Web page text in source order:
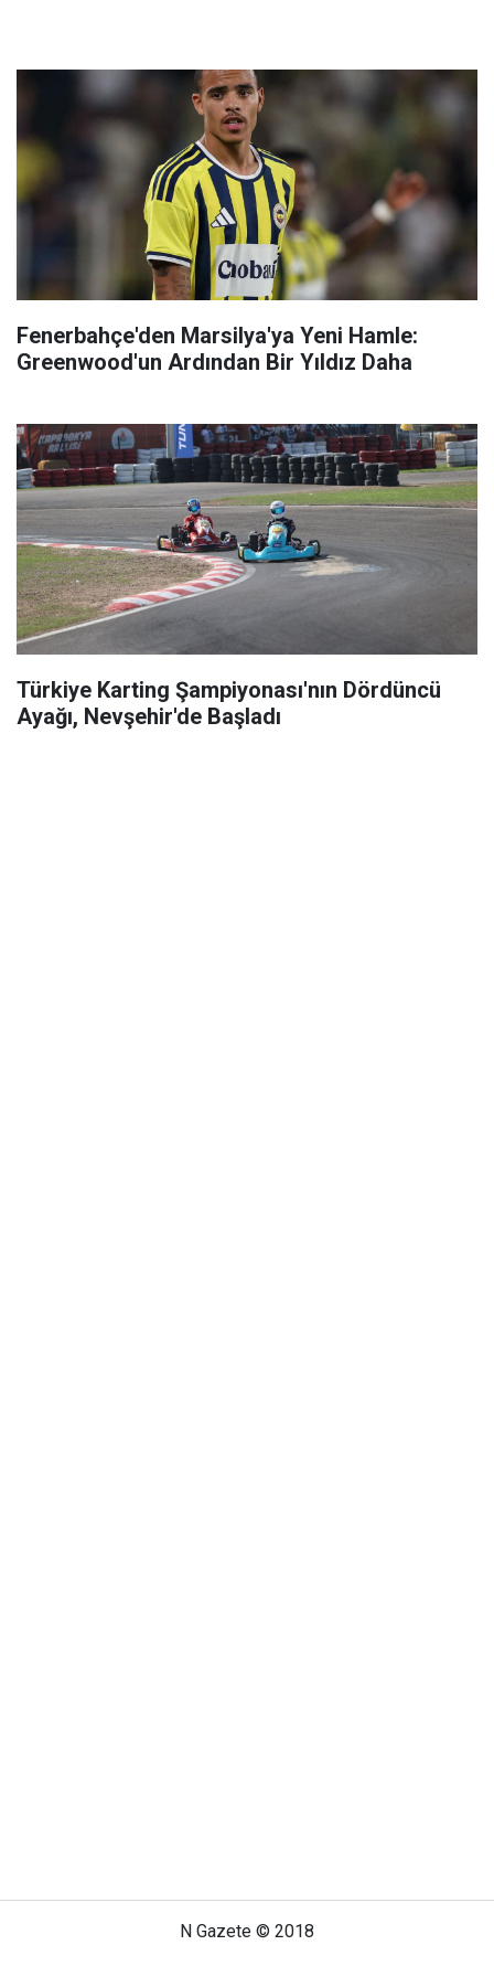
Fenerbahçe'den Marsilya'ya Yeni Hamle:
Greenwood'un Ardından Bir Yıldız Daha
Türkiye Karting Şampiyonası'nın Dördüncü
Ayağı, Nevşehir'de Başladı
N Gazete © 2018